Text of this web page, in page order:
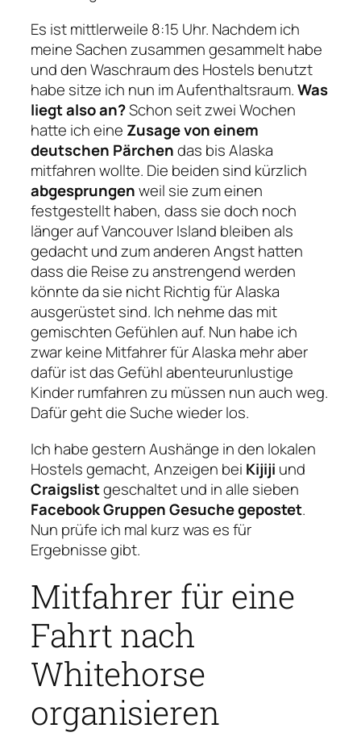
Es ist mittlerweile 8:15 Uhr. Nachdem ich
meine Sachen zusammen gesammelt habe
und den Waschraum des Hostels benutzt
habe sitze ich nun im Aufenthaltsraum.Was
liegt also an?Schon seit zwei Wochen
hatte ich eine Zusage von einem
deutschen Pärchendas bis Alaska
mitfahren wollte. Die beiden sind kürzlich
abgesprungenweil sie zum einen
festgestellt haben, dass sie doch noch
länger auf Vancouver Island bleiben als
gedacht und zum anderen Angst hatten
dass die Reise zu anstrengend werden
könnte da sie nicht Richtig für Alaska
ausgerüstet sind. Ich nehme das mit
gemischten Gefühlen auf. Nun habe ich
zwar keine Mitfahrer für Alaska mehr aber
dafür ist das Gefühl abenteurunlustige
Kinder rumfahren zu müssen nun auch weg.
Dafür geht die Suche wieder los.
Ich habe gestern Aushänge in den lokalen
Hostels gemacht, Anzeigen bei Kijiji und
Craigslistgeschaltet und in alle sieben
Facebook Gruppen Gesuche gepostet.
Nun prüfe ich mal kurz was es für
Ergebnisse gibt.
Mitfahrer für eine
Fahrt nach
Whitehorse
organisieren